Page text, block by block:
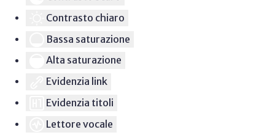
Contrasto chiaro
Bassa saturazione
Alta saturazione
Evidenzia link
Evidenzia titoli
Lettore vocale